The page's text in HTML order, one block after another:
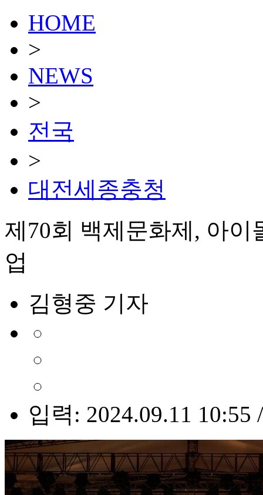
HOME
>
NEWS
>
전국
>
대전세종충청
제70회 백제문화제, 아
업
김형중 기자
입력: 2024.09.11 10:55